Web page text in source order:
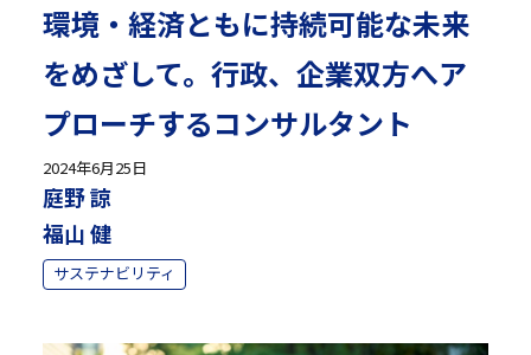
環境・経済ともに持続可能な未来
をめざして。行政、企業双方へア
プローチするコンサルタント
2024年6月25日
庭野 諒
福山 健
サステナビリティ